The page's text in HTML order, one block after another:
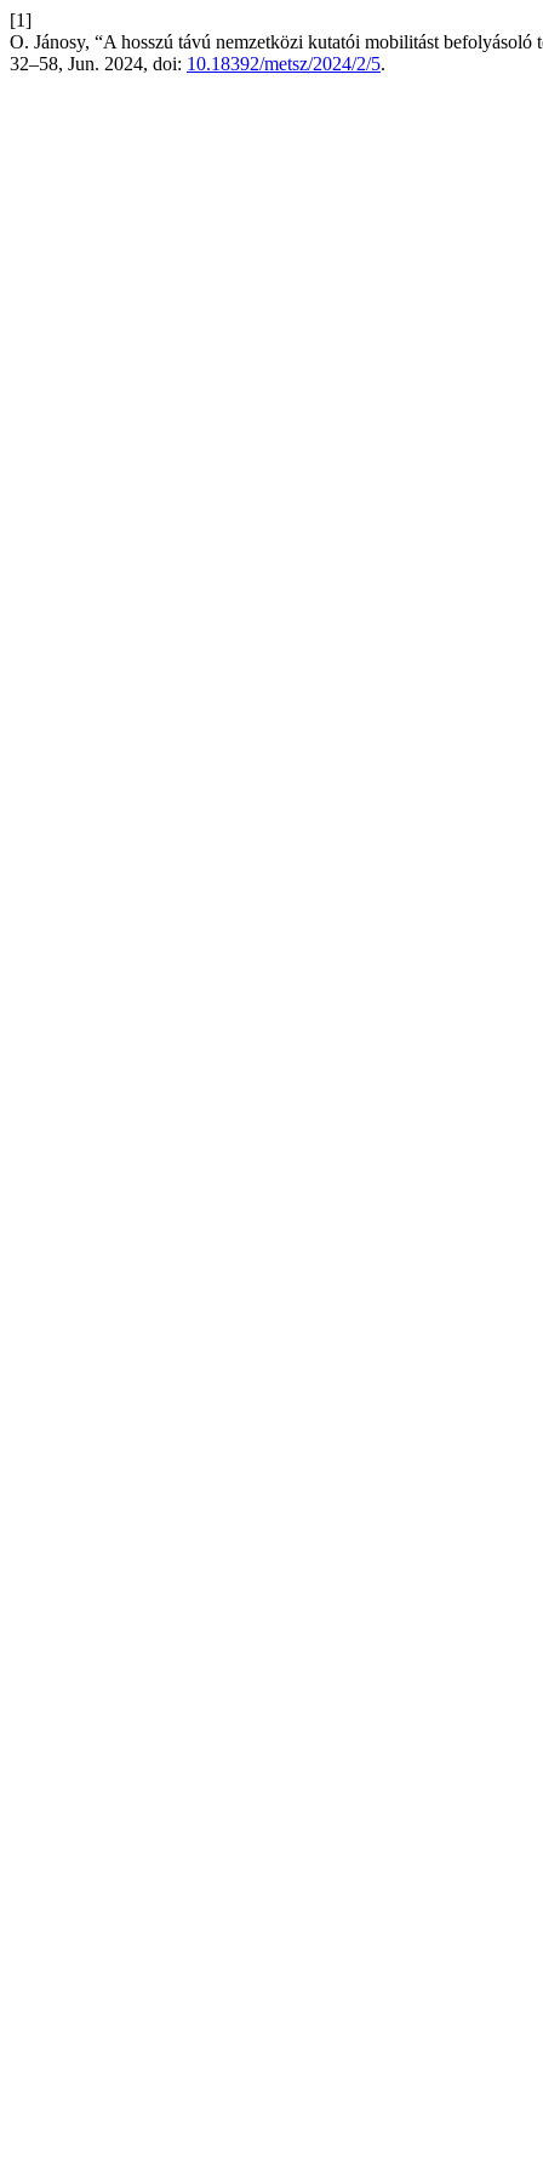
[1]
O. Jánosy, “A hosszú távú nemzetközi kutatói mobilitást
32–58, Jun. 2024, doi: 10.18392/metsz/2024/2/5.